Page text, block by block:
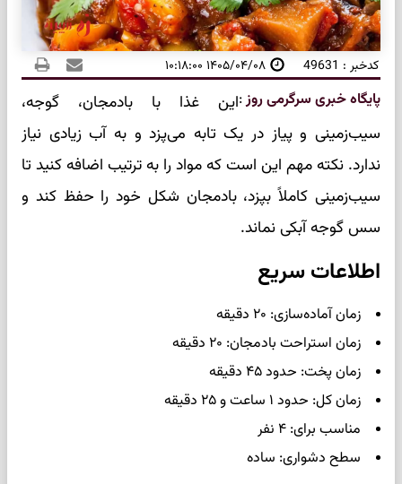
کدخبر : 49631 ۱۴۰۵/۰۴/۰۸ ۱۰:۱۸:۰۰
پایگاه خبری سرگرمی روز:این غذا با بادمجان، گوجه،
سیب‌زمینی و پیاز در یک تابه می‌پزد و به آب زیادی نیاز
ندارد. نکته مهم این است که مواد را به ترتیب اضافه کنید تا
سیب‌زمینی کاملاً بپزد، بادمجان شکل خود را حفظ کند و
سس گوجه آبکی نماند.
اطلاعات سریع
زمان آماده‌سازی: ۲۰ دقیقه
زمان استراحت بادمجان: ۲۰ دقیقه
زمان پخت: حدود ۴۵ دقیقه
زمان کل: حدود ۱ ساعت و ۲۵ دقیقه
مناسب برای: ۴ نفر
سطح دشواری: ساده